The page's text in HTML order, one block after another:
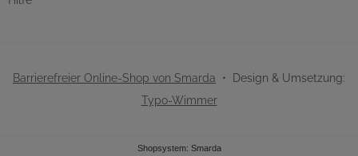
Barrierefreier Online-Shop von Smarda • Design & Umsetzung:
Typo-Wimmer
Shopsystem: Smarda